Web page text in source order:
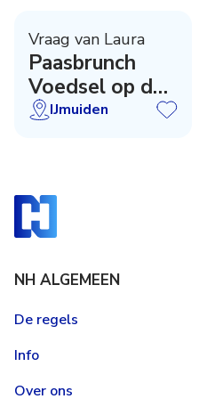
Vraag van Laura
Paasbrunch
Voedsel op de
Plank
IJmuiden
NH ALGEMEEN
De regels
Info
Over ons